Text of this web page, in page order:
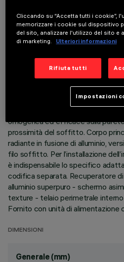
DATI TECNICI
ULTIMO AGGIORNAMENTO: 06/08/2026
Apparecchio miniaturizzato
LED, specializzato per
omogenea ed efficace sulla
prossimità del soffitto. Corpo
radiante in fusione di alluminio,
filo soffitto. Per l’installazione
è indispensabile lo specifico
codifica separata. Recuperatore
alluminio superpuro - schermo
texture - telaio perimetrale
Fornito con unità di alimentazione
DIMENSIONI
Generale (mm)
Cliccando su “Accetta tutti i cookie”,
memorizzare i cookie sul dispositivo
del sito, analizzare l'utilizzo del sito e
di marketing.
Ulteriori informazioni
Rifiuta tutti
Impostazioni